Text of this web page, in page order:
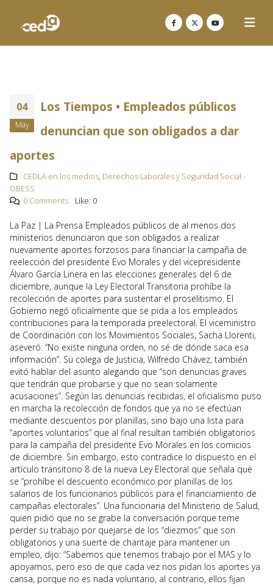
04
May
Los Tiempos • Empleados públicos
denuncian que son obligados a dar
aportes
CEDLA en los medios, Derechos Laborales y Seguridad Social -
OBESS
0 Comments
Like: 0
La Paz | La Prensa Empleados públicos de al menos dos
ministerios denunciaron que son obligados a realizar
nuevamente aportes forzosos para financiar la campaña de
reelección del presidente Evo Morales y del vicepresidente
Álvaro García Linera en las elecciones generales del 6 de
diciembre, aunque la Ley Electoral Transitoria prohíbe la
recolección de aportes para sustentar el proselitismo. El
Gobierno negó oficialmente que se pida a los empleados
contribuciones para la temporada preelectoral. El viceministro
de Coordinación con los Movimientos Sociales, Sacha Llorenti,
aseveró: “No existe ninguna orden, no sé de dónde saca esa
información”. Su colega de Justicia, Wilfredo Chávez, también
evitó hablar del asunto alegando que “son denuncias graves
que tendrán que probarse y que no sean solamente
acusaciones”. Según las denuncias recibidas, el oficialismo puso
en marcha la recolección de fondos que ya no se efectúan
mediante descuentos por planillas, sino bajo una lista para
“aportes voluntarios” que al final resultan también obligatorios
para la campaña del presidente Evo Morales en los comicios
de diciembre. Sin embargo, esto contradice lo dispuesto en el
artículo transitorio 8 de la nueva Ley Electoral que señala que
se “prohíbe el descuento económico por planillas de los
salarios de los funcionarios públicos para el financiamiento de
campañas electorales”. Una funcionaria del Ministerio de Salud,
quien pidió que no se grabe la conversación porque teme
perder su trabajo por quejarse de los “diezmos” que son
obligatorios y una suerte de chantaje para mantener un
empleo, dijo: “Sabemos que tenemos trabajo por el MAS y lo
apoyamos, pero eso de que cada vez nos pidan los aportes ya
cansa, porque no es nada voluntario, al contrario, ellos fijan